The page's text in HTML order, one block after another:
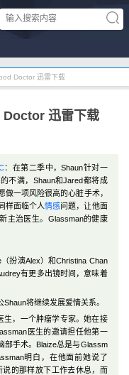
Doctor 迅雷下载
Doctor 迅雷下载
：在第二季中，Shaun针对一
不满，Shaun和Jared都将成
做一项风险很高的心脏手术，
样面临个人情感问题，让他面
主治医生。Glassman的健康
扮演Alex）和Christina Chan
有更多出镜时间，意味着
将继续发展爱情关系。
生，一个肿瘤学专家。她在接
医生的邀请担任他第一
部手术。Blaize总是与Glassm
明白，在他面前她说了
的那样放下工作去休息，而